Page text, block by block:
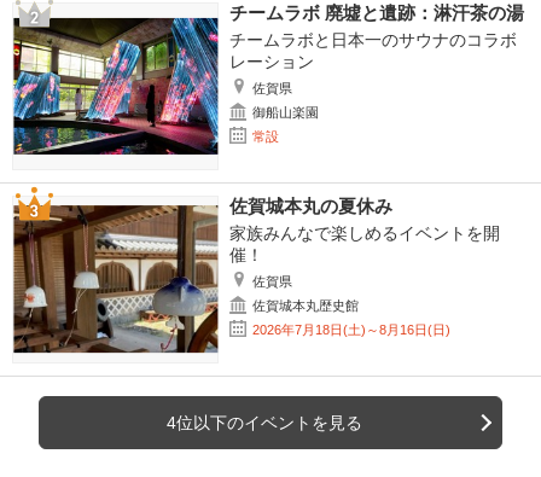
チームラボ 廃墟と遺跡：淋汗茶の湯
チームラボと日本一のサウナのコラボ
レーション
佐賀県
御船山楽園
常設
佐賀城本丸の夏休み
家族みんなで楽しめるイベントを開
催！
佐賀県
佐賀城本丸歴史館
2026年7月18日(土)～8月16日(日)
4位以下のイベントを見る